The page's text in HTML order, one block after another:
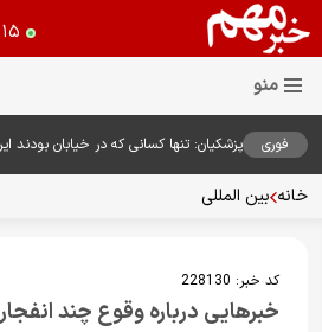
۱۵ مرداد ۱۴۰۵
فوری
پزشکیان: تنها کسانی که در خیابان بودند
خانه بین المللی
کد خبر: 228130
خبرهایی درباره وقوع چند